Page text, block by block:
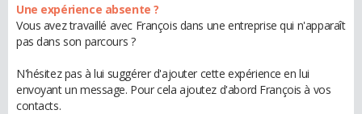
Une expérience absente ?
Vous avez travaillé avec François dans une entreprise qui n'apparaît
pas dans son parcours ?
N'hésitez pas à lui suggérer d'ajouter cette expérience en lui
envoyant un message. Pour cela ajoutez d'abord François à vos
contacts.